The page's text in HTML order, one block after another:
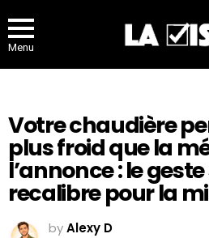
Menu
Votre chaudière
plus froid que la
l’annonce : le
recalibre pour la
byAlexy D